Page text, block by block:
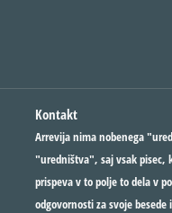
Kontakt
Arrevija nima nobenega
"uredništva", saj vsak pisec,
prispeva v to polje to dela v
odgovornosti za svoje besede